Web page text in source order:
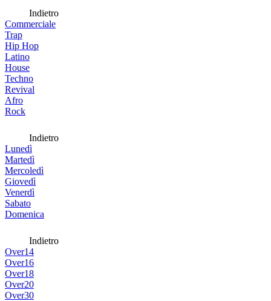
Indietro
Commerciale
Trap
Hip Hop
Latino
House
Techno
Revival
Afro
Rock
Indietro
Lunedì
Martedì
Mercoledì
Giovedì
Venerdì
Sabato
Domenica
Indietro
Over14
Over16
Over18
Over20
Over30